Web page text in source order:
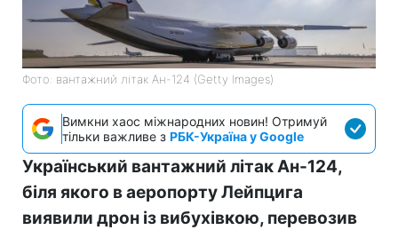
Фото: вантажний літак Ан-124 (Getty Images)
Вимкни хаос міжнародних новин! Отримуй
тільки важливе з РБК-Україна у Google
Український вантажний літак Ан-124,
біля якого в аеропорту Лейпцига
виявили дрон із вибухівкою, перевозив